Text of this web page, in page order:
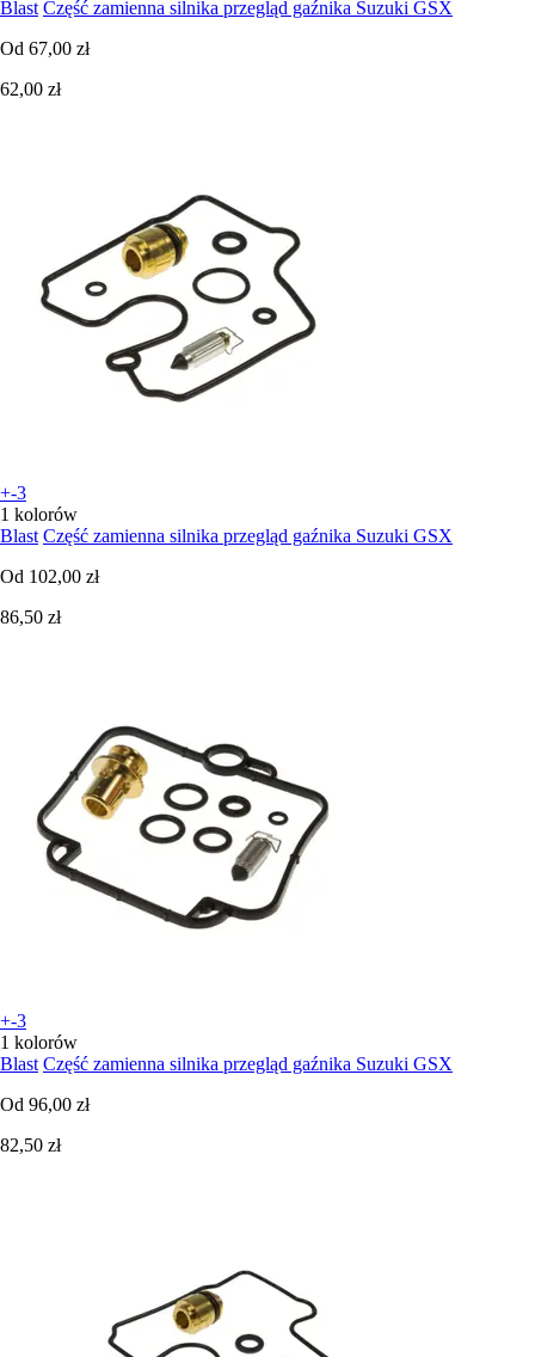
Blast Część zamienna silnika przegląd gaźnika Suzuki GSX
Od 67,00 zł
62,00 zł
+-3
1 kolorów
Blast Część zamienna silnika przegląd gaźnika Suzuki GSX
Od 102,00 zł
86,50 zł
+-3
1 kolorów
Blast Część zamienna silnika przegląd gaźnika Suzuki GSX
Od 96,00 zł
82,50 zł